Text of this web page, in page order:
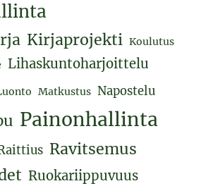
Kirjaprojekti Koulutus
Lihaskuntoharjoittelu
Matkustus Napostelu
Painonhallinta
Ravitsemus
Ruokariippuvuus